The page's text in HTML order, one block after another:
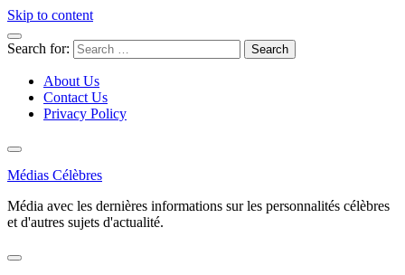
Skip to content
Search for:
About Us
Contact Us
Privacy Policy
Médias Célèbres
Média avec les dernières informations sur les personnalités célèbres
et d'autres sujets d'actualité.